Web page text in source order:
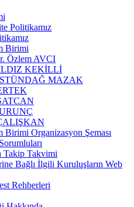
Politikamız
Birimi
Özlem AVCI
KEKİLLİ
MAZAK
Birimi Organizasyon Şeması
Takip Takvimi
Bağlı İlgili Kuruluşların Web
Rehberleri